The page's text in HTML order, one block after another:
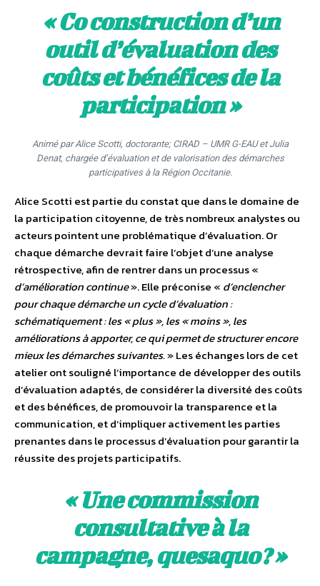
« Co construction d’un
outil d’évaluation des
coûts et bénéfices de la
participation »
Animé par Alice Scotti, doctorante; CIRAD – UMR G-EAU et Julia
Denat, chargée d’évaluation et de valorisation des démarches
participatives à la Région Occitanie.
Alice Scotti est partie du constat que dans le domaine de
la participation citoyenne, de très nombreux analystes ou
acteurs pointent une problématique d’évaluation. Or
chaque démarche devrait faire l’objet d’une analyse
rétrospective, afin de rentrer dans un processus «
d’amélioration continue». Elle préconise « d’enclencher
pour chaque démarche un cycle d’évaluation :
schématiquement : les « plus », les « moins », les
améliorations à apporter, ce qui permet de structurer encore
mieux les démarches suivantes.» Les échanges lors de cet
atelier ont souligné l’importance de développer des outils
d’évaluation adaptés, de considérer la diversité des coûts
et des bénéfices, de promouvoir la transparence et la
communication, et d’impliquer activement les parties
prenantes dans le processus d’évaluation pour garantir la
réussite des projets participatifs.
« Une commission
consultative à la
campagne, quesaquo ? »